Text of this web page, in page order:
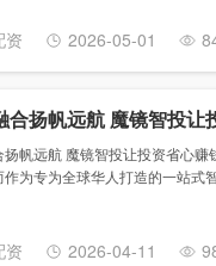
资 2026-05-01
合扬帆远航 魔镜智投让
扬帆远航 魔镜智投让投资省心
为专为全球华人打造的一站式
资 2026-04-11